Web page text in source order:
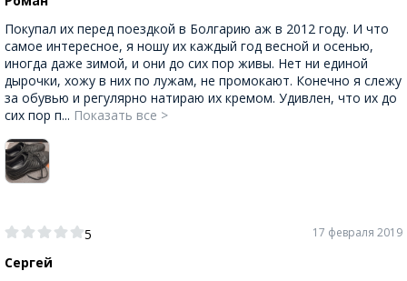
Покупал их перед поездкой в Болгарию аж в 2012 году. И что
самое интересное, я ношу их каждый год весной и осенью,
иногда даже зимой, и они до сих пор живы. Нет ни единой
дырочки, хожу в них по лужам, не промокают. Конечно я слежу
за обувью и регулярно натираю их кремом. Удивлен, что их до
сих пор п... Показать все >
5
Сергей
17 февраля 2019